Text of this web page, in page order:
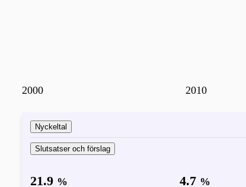
2000 2010
Nyckeltal
Slutsatser och förslag
21.9 % 4.7 %